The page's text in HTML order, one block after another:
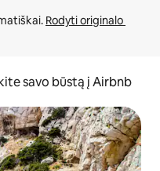
Rodyti originalo
savo būstą į Airbnb